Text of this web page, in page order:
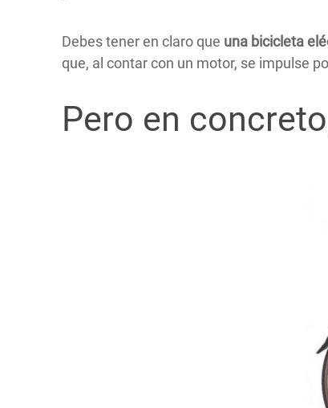
Debes tener en claro que una bicicleta
que, al contar con un motor, se impulse
Pero en